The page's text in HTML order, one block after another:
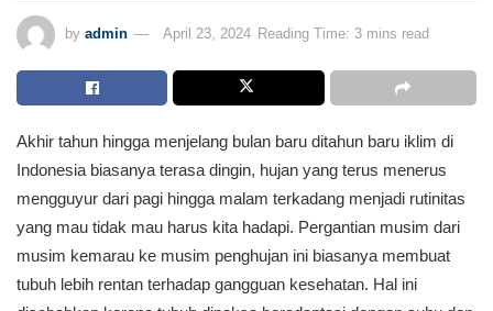
by admin April 23, 2024 Reading Time: 3 mins read
Akhir tahun hingga menjelang bulan baru ditahun baru iklim di
Indonesia biasanya terasa dingin, hujan yang terus menerus
mengguyur dari pagi hingga malam terkadang menjadi rutinitas
yang mau tidak mau harus kita hadapi. Pergantian musim dari
musim kemarau ke musim penghujan ini biasanya membuat
tubuh lebih rentan terhadap gangguan kesehatan. Hal ini